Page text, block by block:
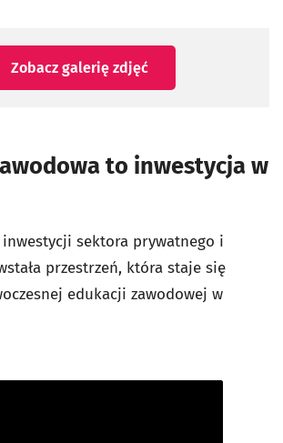
Zobacz galerię zdjęć
to inwestycja w
sektora prywatnego i
przestrzeń, która staje się
edukacji zawodowej w